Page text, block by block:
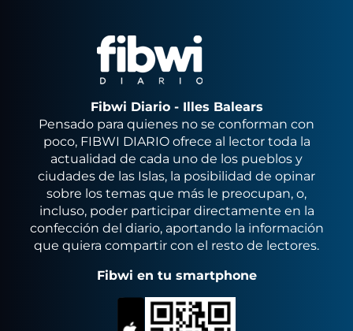
Fibwi Diario - Illes Balears
Pensado para quienes no se conforman con
poco, FIBWI DIARIO ofrece al lector toda la
actualidad de cada uno de los pueblos y
ciudades de las Islas, la posibilidad de opinar
sobre los temas que más le preocupan, o,
incluso, poder participar directamente en la
confección del diario, aportando la información
que quiera compartir con el resto de lectores.
Fibwi en tu smartphone